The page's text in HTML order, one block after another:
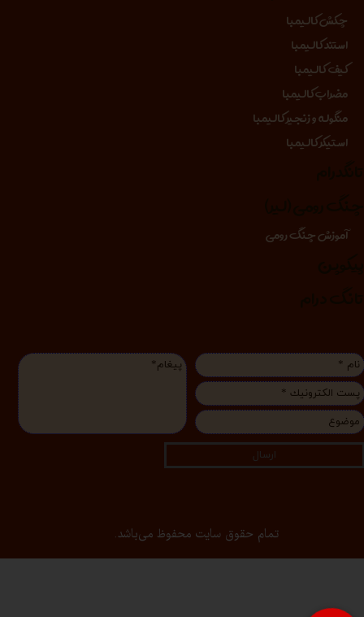
تمام حقوق سایت محفوظ می‌باشد.
ارسال
چکش کالیمبا
استند کالیمبا
کیف کالیمبا
مضراب کالیمبا
منگوله و زنجیر کالیمبا
استیکر کالیمبا
آموزش چنگ رومی